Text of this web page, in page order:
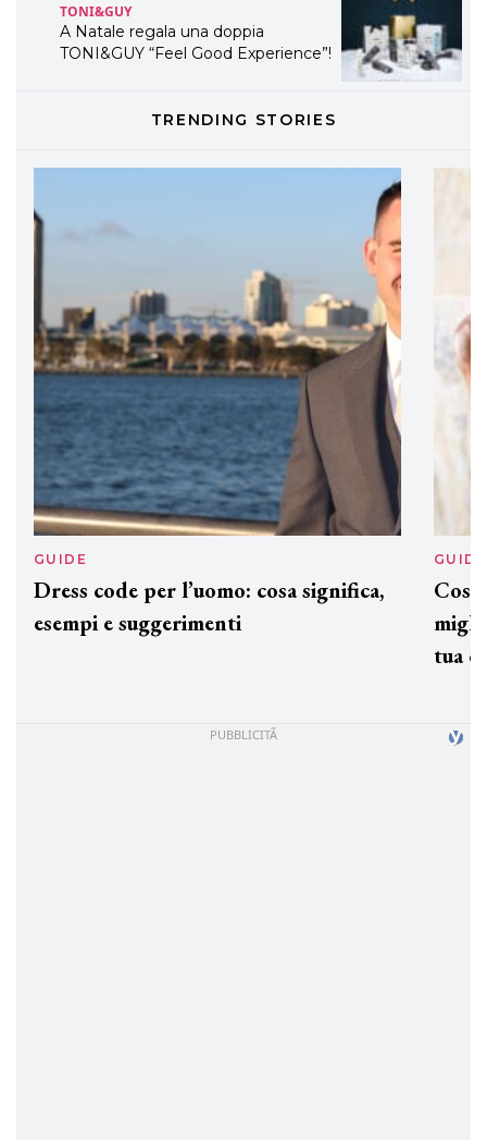
TONI&GUY
A Natale regala una doppia
TONI&GUY “Feel Good Experience”!
LABEL.M lancia la sua innovativa ed
professionali
TRENDING STORIES
GUIDE
Dress code per l’uomo: cosa significa,
esempi e suggerimenti
GUIDE
tua